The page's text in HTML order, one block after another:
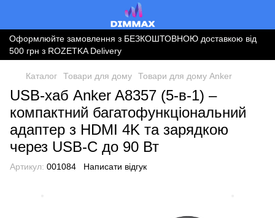
Оформлюйте замовлення з БЕЗКОШТОВНОЮ доставкою від
500 грн з ROZETKA Delivery
Каталог Товари для дому Товари для дому Anker
USB-хаб Anker A8357 (5-в-1) –
компактний багатофункціональний
адаптер з HDMI 4K та зарядкою
через USB-C до 90 Вт
Артикул: 001084 Написати відгук